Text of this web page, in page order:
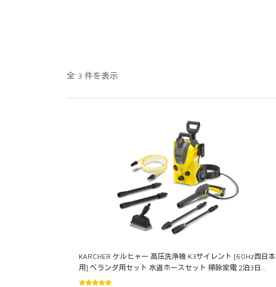
全 3 件を表示
KARCHER ケルヒャー 高圧洗浄機 K3サイレント [60Hz西日本
用] ベランダ用セット 水道ホースセット 掃除家電 2泊3日…